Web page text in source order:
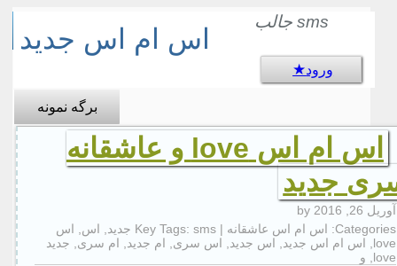
اس ام اس جدید
sms جالب
ورود
برگه نمونه
اس ام اس love و عاشقانه
جدید
آوریل 26, 2016
by
Categories:
اس ام اس عاشقانه | Key Tags: sms جدید , اس, اس
love
, اس ام اس جدید, اس جدید, اس سری, ام جدید, ام سری, جدید
love
, و